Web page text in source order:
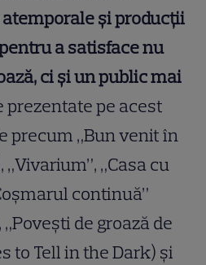
și producții
a satisface nu
ci și un public mai
pe acest
precum „Bun venit în
„Casa cu
continuă”
de groază de
to Tell in the Dark) și